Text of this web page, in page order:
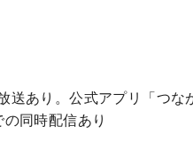
送あり。公式アプリ「つ
同時配信あり